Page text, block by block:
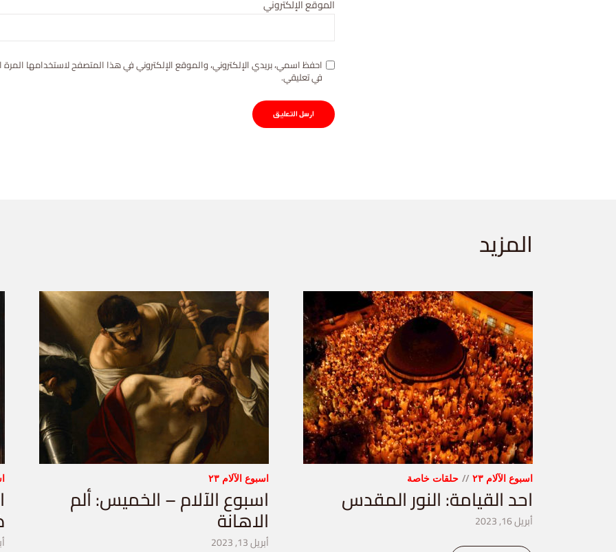
الموقع الإلكتروني
احفظ اسمي، بريدي الإلكتروني، والموقع الإلكتروني في هذا المتصفح لاستخدامها المرة
في تعليقي.
المزيد
اسبوع الآلام ٢٣ حلقات خاصة
احد القيامة: النور المقدس
أبريل 16, 2023
اسبوع الآلام ٢٣
اسبوع الآلام – الخميس: ألم
الاهانة
أبريل 13, 2023